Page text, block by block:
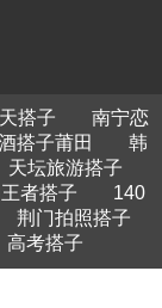
搭子
南宁恋
搭子莆田
韩
天坛旅游搭子
者搭子
140
荆门拍照搭子
高考搭子